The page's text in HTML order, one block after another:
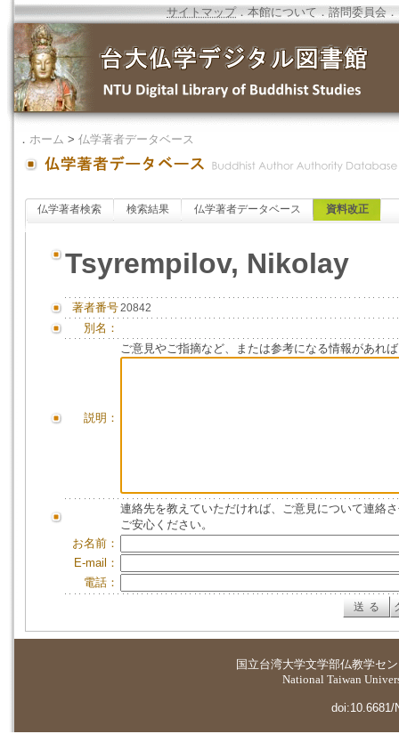
サイトマップ．本館について ．諮問委員会 ．
． ホーム > 仏学著者データベース
仏学著者検索 検索結果 仏学著者データベース 資料改正
Tsyrempilov, Nikolay
著者番号20842
別名：
説明：
ご意見やご指摘など、または参考になる情報があれ
連絡先を教えていただければ、ご意見について連絡
ご安心ください。
お名前：
E-mail：
電話：
国立台湾大学文学部仏教学セ
National Taiwan
doi:10.6681/